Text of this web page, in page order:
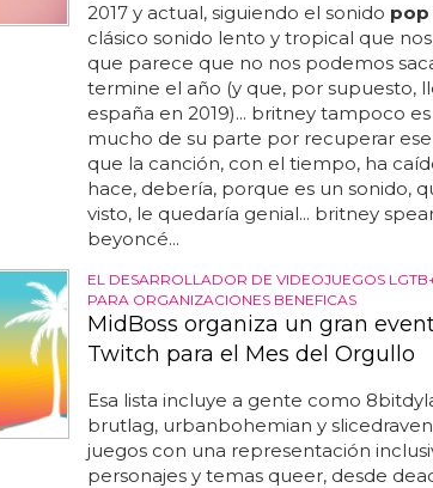
2017 y actual, siguiendo el sonido pop
clásico sonido lento y tropical que
que parece que no nos podemos
termine el año (y que, por supuesto,
españa en 2019)... britney tampoco
mucho de su parte por recuperar ese
que la canción, con el tiempo, ha
hace, debería, porque es un sonido,
visto, le quedaría genial... britney
beyoncé...
EL DESARROLLADOR DE VIDEOJUEGOS
PARA ORGANIZACIONES BENEFICAS
MidBoss organiza un gran
Twitch para el Mes del Orgullo
Esa lista incluye a gente como
brutlag, urbanbohemian y
juegos con una representación
personajes y temas queer, desde